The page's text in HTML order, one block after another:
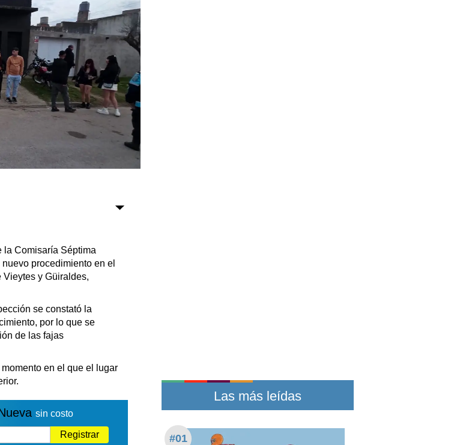
la Comisaría Séptima
procedimiento en el
y Güiraldes,
se constató la
por lo que se
de las fajas
en el que el lugar
sin costo
Registrar
Las más leídas
#01